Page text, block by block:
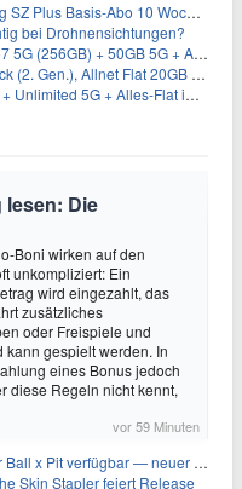
Basis-Abo 10 Wochen für 10€
bei Drohnensichtungen?
Alles-Flat im Vodafone-Netz für 19,99€/Monat – eff. 2,36€/Monat
5G im Telekom-Netz für 14,99€/Monat – eff. 2,07€/Monat
Flat im o2 Netz für 29,99€/Monat – eff. 1,15€/Monat
Die
Boni wirken auf den
unkompliziert: Ein
wird eingezahlt, das
zusätzliches
oder Freispiele und
kann gespielt werden. In
eines Bonus jedoch
diese Regeln nicht kennt,
vor 59 Minuten
— neuer Content auf allen Plattformen
Skin Stapler feiert Release